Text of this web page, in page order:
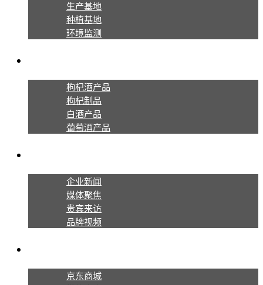
生产基地
种植基地
环境监测
枸杞酒产品
枸杞制品
白酒产品
葡萄酒产品
企业新闻
媒体聚焦
贵宾来访
品牌视频
京东商城